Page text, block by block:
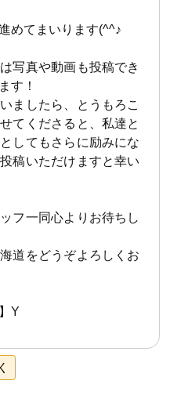
めてまいります(^^♪
写真や動画も投稿でき
す！
ましたら、とうもろこ
てくださると、私達と
してもさらに励みにな
稿いただけますと幸い
フ一同心よりお待ちし
道をどうぞよろしくお
Y